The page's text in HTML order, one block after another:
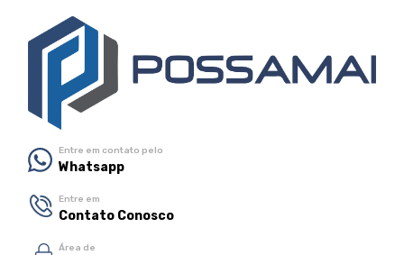
Entre em contato pelo
Whatsapp
Entre em
Contato Conosco
Área de